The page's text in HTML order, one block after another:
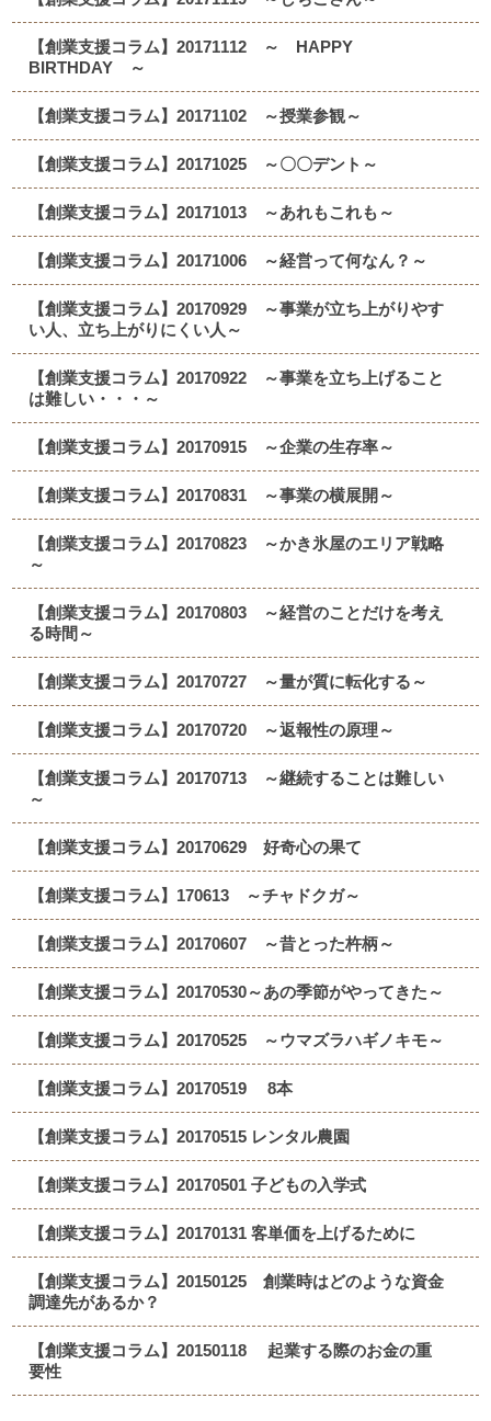
【創業支援コラム】20171112 ～ HAPPY
BIRTHDAY ～
【創業支援コラム】20171102 ～授業参観～
【創業支援コラム】20171025 ～〇〇デント～
【創業支援コラム】20171013 ～あれもこれも～
【創業支援コラム】20171006 ～経営って何なん？～
【創業支援コラム】20170929 ～事業が立ち上がりやす
い人、立ち上がりにくい人～
【創業支援コラム】20170922 ～事業を立ち上げること
は難しい・・・～
【創業支援コラム】20170915 ～企業の生存率～
【創業支援コラム】20170831 ～事業の横展開～
【創業支援コラム】20170823 ～かき氷屋のエリア戦略
～
【創業支援コラム】20170803 ～経営のことだけを考え
る時間～
【創業支援コラム】20170727 ～量が質に転化する～
【創業支援コラム】20170720 ～返報性の原理～
【創業支援コラム】20170713 ～継続することは難しい
～
【創業支援コラム】20170629 好奇心の果て
【創業支援コラム】170613 ～チャドクガ～
【創業支援コラム】20170607 ～昔とった杵柄～
【創業支援コラム】20170530～あの季節がやってきた～
【創業支援コラム】20170525 ～ウマズラハギノキモ～
【創業支援コラム】20170519 8本
【創業支援コラム】20170515 レンタル農園
【創業支援コラム】20170501 子どもの入学式
【創業支援コラム】20170131 客単価を上げるために
【創業支援コラム】20150125 創業時はどのような資金
調達先があるか？
【創業支援コラム】20150118 起業する際のお金の重
要性